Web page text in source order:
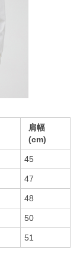
肩幅
(cm)
45
47
48
50
51